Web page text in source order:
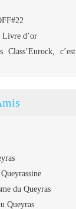
Livre d’or
Class’Eurock, c’est
du Queyras
Queyras